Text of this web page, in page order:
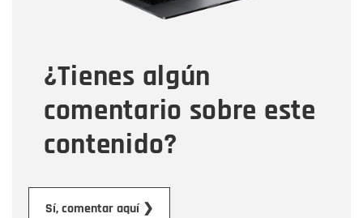
¿Tienes algún
comentario sobre este
contenido?
Sí, comentar aquí ❯
Tipo de comentario
Mensaje